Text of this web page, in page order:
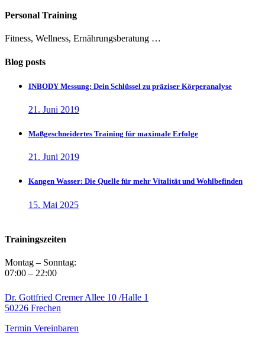
Personal Training
Fitness, Wellness, Ernährungsberatung …
Blog posts
INBODY Messung: Dein Schlüssel zu präziser Körperanalyse
21. Juni 2019
Maßgeschneidertes Training für maximale Erfolge
21. Juni 2019
Kangen Wasser: Die Quelle für mehr Vitalität und Wohlbefinden
15. Mai 2025
Trainingszeiten
Montag – Sonntag:
07:00 – 22:00
Dr. Gottfried Cremer Allee 10 /Halle 1
50226 Frechen
Termin Vereinbaren